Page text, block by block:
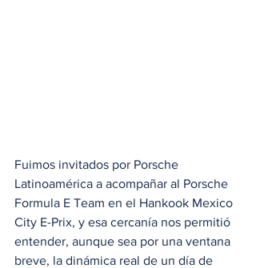
Fuimos invitados por Porsche
Latinoamérica a acompañar al Porsche
Formula E Team en el Hankook Mexico
City E-Prix, y esa cercanía nos permitió
entender, aunque sea por una ventana
breve, la dinámica real de un día de